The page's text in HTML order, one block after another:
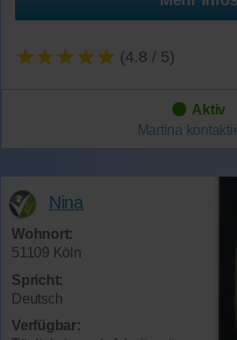
★★★★★ (4.8 / 5)
Aktiv
Martina
Nina
Wohnort:
51109 Köln
Spricht:
Deutsch
Verfügbar: